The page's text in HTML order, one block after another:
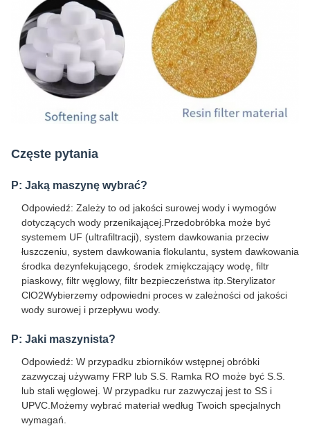
Częste pytania
P: Jaką maszynę wybrać?
Odpowiedź: Zależy to od jakości surowej wody i wymogów
dotyczących wody przenikającej.Przedobróbka może być
systemem UF (ultrafiltracji), system dawkowania przeciw
łuszczeniu, system dawkowania flokulantu, system dawkowania
środka dezynfekującego, środek zmiękczający wodę, filtr
piaskowy, filtr węglowy, filtr bezpieczeństwa itp.Sterylizator
ClO2Wybierzemy odpowiedni proces w zależności od jakości
wody surowej i przepływu wody.
P: Jaki maszynista?
Odpowiedź: W przypadku zbiorników wstępnej obróbki
zazwyczaj używamy FRP lub S.S. Ramka RO może być S.S.
lub stali węglowej. W przypadku rur zazwyczaj jest to SS i
UPVC.Możemy wybrać materiał według Twoich specjalnych
wymagań.